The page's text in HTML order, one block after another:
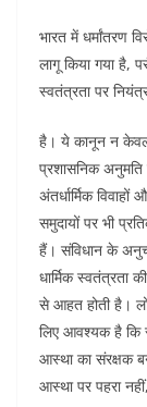
b
o
k
भारत में धर्मांतरण
लागू किया गया है,
स्वतंत्रता पर
है। ये कानून न केवल
प्रशासनिक
अंतर्धार्मिक
समुदायों पर भी
हैं। संविधान के
धार्मिक स्वतंत्रता
से आहत होती है।
लिए आवश्यक है कि
आस्था का संरक्षक
आस्था पर पहरा